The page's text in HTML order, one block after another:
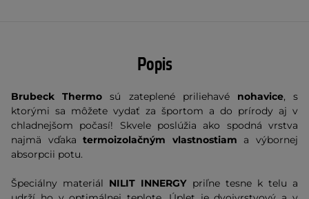
Popis
Brubeck Thermo sú zateplené priliehavé nohavice, s
ktorými sa môžete vydať za športom a do prírody aj v
chladnejšom počasí! Skvele poslúžia ako spodná vrstva
najmä vďakatermoizolačným vlastnostiam a výbornej
absorpcii potu.
Špeciálny materiál NILIT INNERGYpriľne tesne k telu a